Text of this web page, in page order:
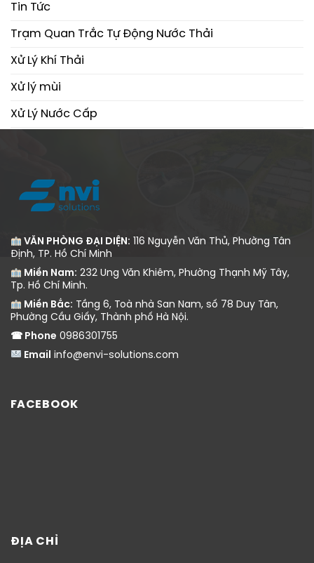
Tin Tức
Trạm Quan Trắc Tự Động Nước Thải
Xử Lý Khí Thải
Xử lý mùi
Xử Lý Nước Cấp
VĂN PHÒNG ĐẠI DIỆN: 116 Nguyễn Văn Thủ, Phường Tân
Định, TP. Hồ Chí Minh
Miền Nam: 232 Ung Văn Khiêm, Phường Thạnh Mỹ Tây,
Tp. Hồ Chí Minh.
Miền Bắc: Tầng 6, Toà nhà San Nam, số 78 Duy Tân,
Phường Cầu Giấy, Thành phố Hà Nội.
☎ Phone 0986301755
Email info@envi-solutions.com
FACEBOOK
ĐỊA CHỈ